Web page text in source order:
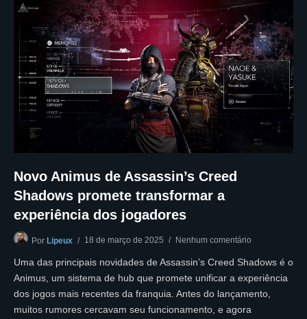
Novo Animus de Assassin’s Creed
Shadows promete transformar a
experiência dos jogadores
Por Lipeux 18 de março de 2025 Nenhum comentário
Uma das principais novidades de Assassin’s Creed Shadows é o
Animus, um sistema de hub que promete unificar a experiência
dos jogos mais recentes da franquia. Antes do lançamento,
muitos rumores cercavam seu funcionamento, e agora